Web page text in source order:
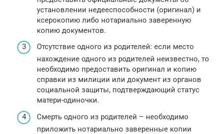
установлении недееспособности (оригинал) и
ксерокопию либо нотариально заверенную
копию документов.
Отсутствие одного из родителей: если место
нахождение одного из родителей неизвестно, то
необходимо предоставить оригинал и копию
справки из милиции или документ из органов
социальной защиты, подтверждающий статус
матери-одиночки.
Смерть одного из родителей – необходимо
приложить нотариально заверенные копии